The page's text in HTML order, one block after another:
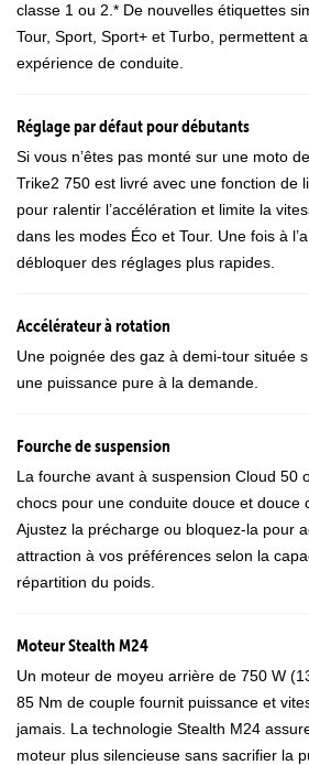
classe 1 ou 2.* De nouvelles étiquettes
Tour, Sport, Sport+ et Turbo, permettent
expérience de conduite.
Réglage par défaut pour débutants
Si vous n’êtes pas monté sur une moto
Trike2 750 est livré avec une fonction de
pour ralentir l’accélération et limite la
dans les modes Éco et Tour. Une fois à
débloquer des réglages plus rapides.
Accélérateur à rotation
Une poignée des gaz à demi-tour située
une puissance pure à la demande.
Fourche de suspension
La fourche avant à suspension Cloud 50
chocs pour une conduite douce et douce
Ajustez la précharge ou bloquez-la pour
attraction à vos préférences selon la
répartition du poids.
Moteur Stealth M24
Un moteur de moyeu arrière de 750 W
85 Nm de couple fournit puissance et
jamais. La technologie Stealth M24
moteur plus silencieuse sans sacrifier la